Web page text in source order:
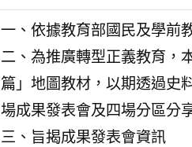
一、依據教育部國民及學前
二、為推廣轉型正義教育，
篇」地圖教材，以期透過史
場成果發表會及四場分區分
三、旨揭成果發表會資訊